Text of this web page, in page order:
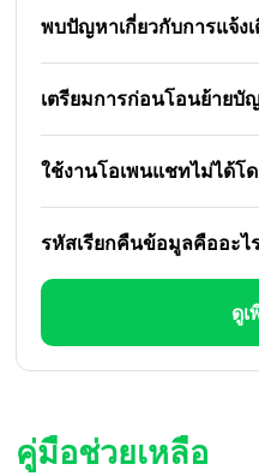
พบปัญหาเกี่ยวกับการแจ้ง
เตรียมการก่อนโอนย้ายบั
ใช้งานโอเพนแชทไม่ได้โ
รหัสเรียกคืนข้อมูลคืออะไ
ดูเ
คู่มือช่วยเหลือ